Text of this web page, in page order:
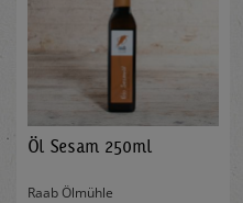
Öl Sesam 250ml
Raab Ölmühle